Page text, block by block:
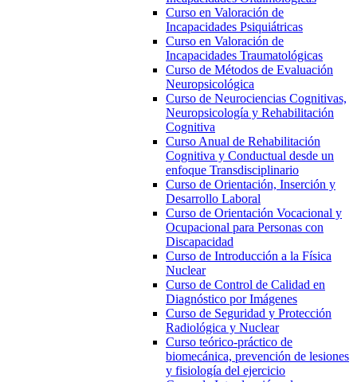
Curso en Valoración de
Incapacidades Psiquiátricas
Curso en Valoración de
Incapacidades Traumatológicas
Curso de Métodos de Evaluación
Neuropsicológica
Curso de Neurociencias Cognitivas,
Neuropsicología y Rehabilitación
Cognitiva
Curso Anual de Rehabilitación
Cognitiva y Conductual desde un
enfoque Transdisciplinario
Curso de Orientación, Inserción y
Desarrollo Laboral
Curso de Orientación Vocacional y
Ocupacional para Personas con
Discapacidad
Curso de Introducción a la Física
Nuclear
Curso de Control de Calidad en
Diagnóstico por Imágenes
Curso de Seguridad y Protección
Radiológica y Nuclear
Curso teórico-práctico de
biomecánica, prevención de lesiones
y fisiología del ejercicio